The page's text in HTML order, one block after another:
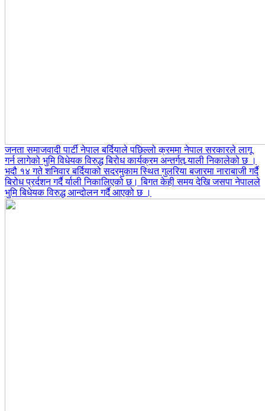
जनता समाजवादी पार्टी नेपाल बर्दियाले पछिल्लो क्रममा नेपाल सरकारले लागू
गर्न लागेको भुमि विधेयक विरुद्ध बिरोध कार्यक्रम अन्तर्गत र्‍याली निकालेको छ ।
भदौ १४ गते शनिवार बर्दियाको सदरमुकाम स्थित गुलरिया बजारमा नाराबाजी गर्दै
बिरोध प्रर्दशन गर्दै र्याली निकालिएको छ। बिगत केही समय देखि जसपा नेपालले
भुमि बिधेयक विरुद्ध आन्दोलन गर्दै आएको छ ।